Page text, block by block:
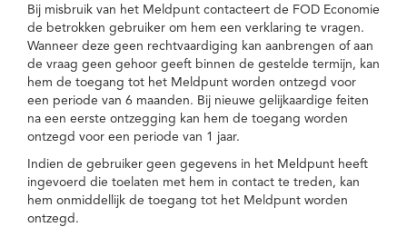
Bij misbruik van het Meldpunt contacteert de FOD Economie
de betrokken gebruiker om hem een verklaring te vragen.
Wanneer deze geen rechtvaardiging kan aanbrengen of aan
de vraag geen gehoor geeft binnen de gestelde termijn, kan
hem de toegang tot het Meldpunt worden ontzegd voor
een periode van 6 maanden. Bij nieuwe gelijkaardige feiten
na een eerste ontzegging kan hem de toegang worden
ontzegd voor een periode van 1 jaar.
Indien de gebruiker geen gegevens in het Meldpunt heeft
ingevoerd die toelaten met hem in contact te treden, kan
hem onmiddellijk de toegang tot het Meldpunt worden
ontzegd.